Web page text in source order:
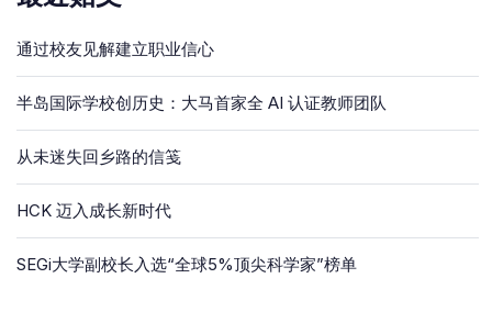
通过校友见解建立职业信心
半岛国际学校创历史：大马首家全 AI 认证教师团队
从未迷失回乡路的信笺
HCK 迈入成长新时代
SEGi大学副校长入选“全球5%顶尖科学家”榜单